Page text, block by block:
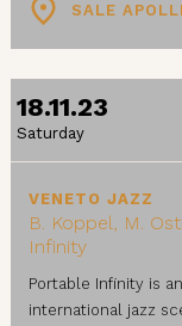
SALE
18.11.23
Saturday
VENETO JAZZ
B. Koppel, M.
Infinity
Portable Infinity is
international jazz